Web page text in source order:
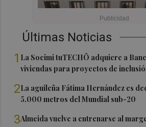
Últimas Noticias
1 La Socimi tuTECHÔ adquiere a
viviendas para proyectos de
2La aguileña Fátima Hernández es
5.000 metros del Mundial sub-20
3Almeida vuelve a entrenarse al